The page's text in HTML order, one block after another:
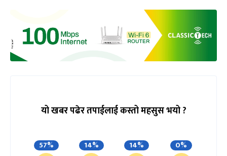
यो खबर पढेर तपाईलाई कस्तो महसुस भयो ?
57% 14% 14% 0%